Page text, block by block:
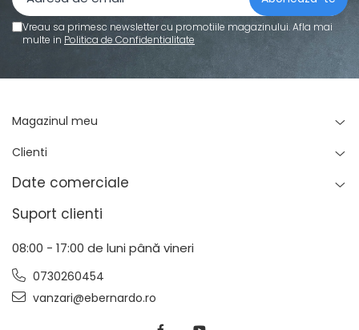
Vreau sa primesc newsletter cu promotiile magazinului. Afla mai
multe in Politica de Confidentialitate
Magazinul meu
Clienti
Date comerciale
Suport clienti
08:00 - 17:00 de luni până vineri
0730260454
vanzari@ebernardo.ro